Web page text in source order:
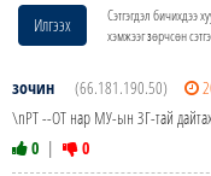
Илгээх
Сэтгэгдэл бичихдээ
хэмжээг зөрчсөн
зочин (66.181.190.50)
\nРТ --ОТ нар МУ-ын ЗГ-тай дайтах
0 | 0